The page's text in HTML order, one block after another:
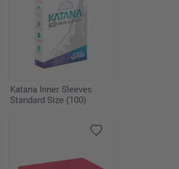
Katana Inner Sleeves
Standard Size (100)